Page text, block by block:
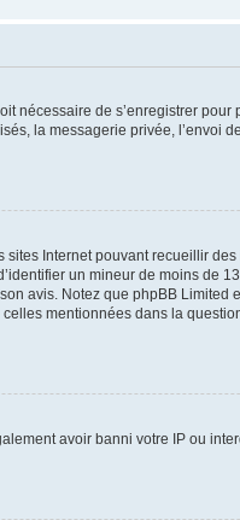
nécessaire de s’enregistrer
la messagerie privée, l’envoi
Internet pouvant recueillir
un mineur de moins de
avis. Notez que phpBB
mentionnées dans la
avoir banni votre IP ou